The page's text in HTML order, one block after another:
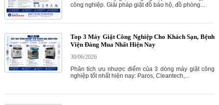
công nghiệp. Giải pháp giặt đồ bảo hộ, đồ phòng...
Top 3 Máy Giặt Công Nghiệp Cho Khách Sạn, Bệnh
Viện Đáng Mua Nhất Hiện Nay
30/06/2026
Phân tích ưu nhược điểm của 3 dòng máy giặt công
nghiệp tốt nhất hiện nay: Paros, Cleantech,...